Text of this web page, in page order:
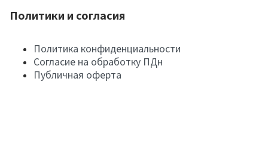
Политики и согласия
Политика конфиденциальности
Согласие на обработку ПДн
Публичная оферта